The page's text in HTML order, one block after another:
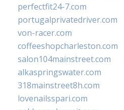
perfectfit24-7.com
portugalprivatedriver.com
von-racer.com
coffeeshopcharleston.com
salon104mainstreet.com
alkaspringswater.com
318mainstreet8h.com
lovenailsspari.com